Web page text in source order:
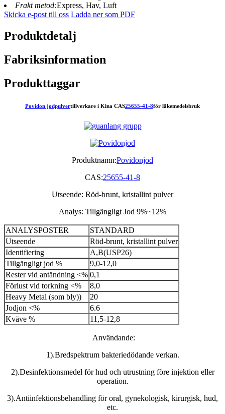
Frakt metod:Express, Hav, Luft
Skicka e-post till oss Ladda ner som PDF
Produktdetalj
Fabriksinformation
Produkttaggar
Povidon jodpulvertillverkare i Kina CAS25655-41-8för läkemedelsbruk
Produktnamn:Povidonjod
CAS:25655-41-8
Utseende: Röd-brunt, kristallint pulver
Analys: Tillgängligt Jod 9%~12%
ANALYSPOSTER
STANDARD
Utseende
Röd-brunt, kristallint pulver
Identifiering
A,B(USP26)
Tillgängligt jod %
9,0-12,0
Rester vid antändning <% 0,1
Förlust vid torkning <%
8,0
Heavy Metal (som bly))
20
Jodjon <%
6.6
Kväve %
11,5-12,8
Användande:
1).Bredspektrum bakteriedödande verkan.
2).Desinfektionsmedel för hud och utrustning före injektion eller
operation.
3).Antiinfektionsbehandling för oral, gynekologisk, kirurgisk, hud,
etc.